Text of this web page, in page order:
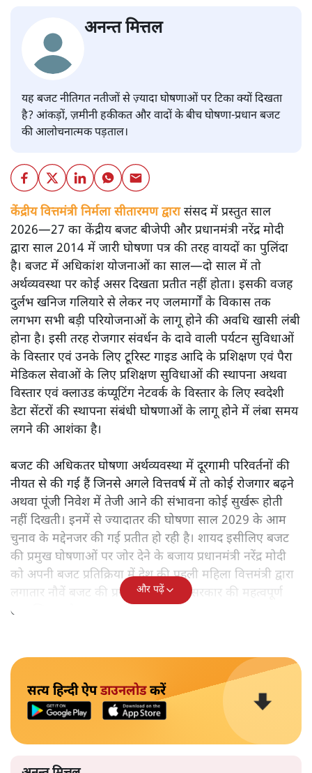
अनन्त मित्तल
यह बजट नीतिगत नतीजों से ज़्यादा घोषणाओं पर टिका क्यों दिखता
है? आंकड़ों, ज़मीनी हकीकत और वादों के बीच घोषणा-प्रधान बजट
की आलोचनात्मक पड़ताल।
केंद्रीय वित्तमंत्री निर्मला सीतारमण द्वारासंसद में प्रस्तुत साल
2026—27 का केंद्रीय बजट बीजेपी और प्रधानमंत्री नरेंद्र मोदी
द्वारा साल 2014 में जारी घोषणा पत्र की तरह वायदों का पुलिंदा
है। बजट में अधिकांश योजनाओं का साल—दो साल में तो
अर्थव्यवस्था पर कोई असर दिखता प्रतीत नहीं होता। इसकी वजह
दुर्लभ खनिज गलियारे से लेकर नए जलमार्गों के विकास तक
लगभग सभी बड़ी परियोजनाओं के लागू होने की अवधि खासी लंबी
होना है। इसी तरह रोजगार संवर्धन के दावे वाली पर्यटन सुविधाओं
के विस्तार एवं उनके लिए टूरिस्ट गाइड आदि के प्रशिक्षण एवं पैरा
मेडिकल सेवाओं के लिए प्रशिक्षण सुविधाओं की स्थापना अथवा
विस्तार एवं क्लाउड कंप्यूटिंग नेटवर्क के विस्तार के लिए स्वदेशी
डेटा सेंटरों की स्थापना संबंधी घोषणाओं के लागू होने में लंबा समय
लगने की आशंका है।
बजट की अधिकतर घोषणा अर्थव्यवस्था में दूरगामी परिवर्तनों की
नीयत से की गई हैं जिनसे अगले वित्तवर्ष में तो कोई रोजगार बढ़ने
अथवा पूंजी निवेश में तेजी आने की संभावना कोई सुर्खरू होती
नहीं दिखती। इनमें से ज्यादातर की घोषणा साल 2029 के आम
चुनाव के मद्देनजर की गई प्रतीत हो रही है। शायद इसीलिए बजट
की प्रमुख घोषणाओं पर जोर देने के बजाय प्रधानमंत्री नरेंद्र मोदी
को अपनी बजट प्रतिक्रिया में देश की पहली महिला वित्तमंत्री द्वारा
लगातार नौवें बजट की प्रस्तुति को अपनी सरकार की महत्वपूर्ण
उपलब्धि बताने पर मजबूर होना पड़ा।
और पढ़ें
सत्य हिन्दी ऐपडाउनलोडकरें